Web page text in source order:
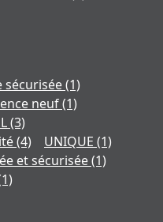
sécurisée(1)
neuf(1)
(3)
(4) UNIQUE (1)
et sécurisée(1)